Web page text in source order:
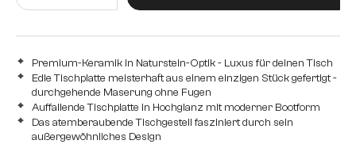
Premium-Keramik in Naturstein-Optik - Luxus für deinen Tisch
Edle Tischplatte meisterhaft aus einem einzigen Stück gefertigt -
durchgehende Maserung ohne Fugen
Auffallende Tischplatte in Hochglanz mit moderner Bootform
Das atemberaubende Tischgestell fasziniert durch sein
außergewöhnliches Design